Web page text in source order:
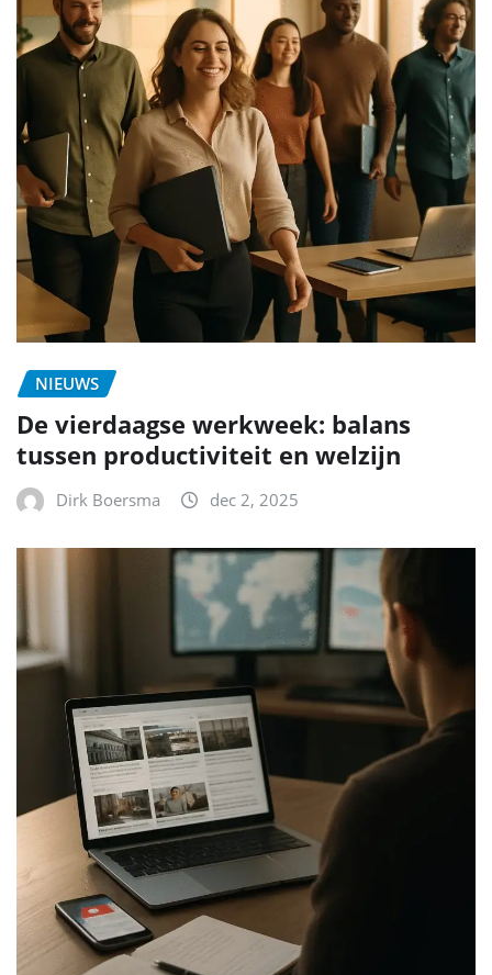
NIEUWS
De vierdaagse werkweek: balans
tussen productiviteit en welzijn
Dirk Boersma dec 2, 2025